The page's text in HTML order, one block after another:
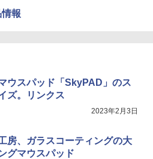
報
ウスパッド「SkyPAD」のス
ズ。リンクス
2023年2月3日
房、ガラスコーティングの大
グマウスパッド